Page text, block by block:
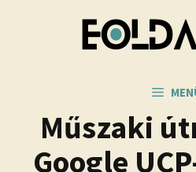
Műszaki
Google